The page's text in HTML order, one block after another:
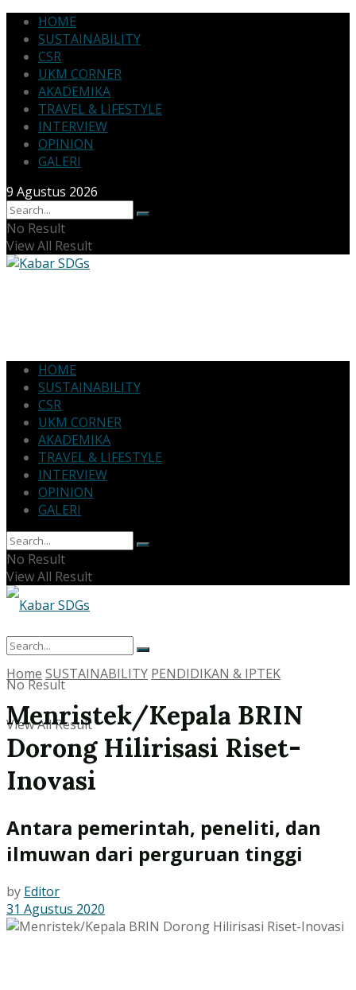
HOME
SUSTAINABILITY
CSR
UKM CORNER
AKADEMIKA
TRAVEL & LIFESTYLE
INTERVIEW
OPINION
GALERI
9 Agustus 2026
No Result
View All Result
HOME
SUSTAINABILITY
CSR
UKM CORNER
AKADEMIKA
TRAVEL & LIFESTYLE
INTERVIEW
OPINION
GALERI
No Result
View All Result
No Result
View All Result
Home SUSTAINABILITY PENDIDIKAN & IPTEK
Menristek/Kepala BRIN
Dorong Hilirisasi Riset-
Inovasi
Antara pemerintah, peneliti, dan
ilmuwan dari perguruan tinggi
by Editor
31 Agustus 2020